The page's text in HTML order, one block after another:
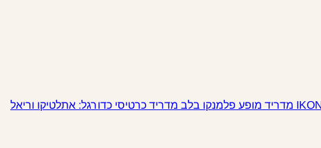
מופע פלמנקו בלב מדריד כרטיסי כדורגל: אתלטיקו וריאל